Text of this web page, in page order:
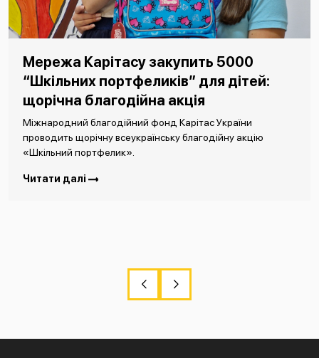
Мережа Карітасу закупить 5000
“Шкільних портфеликів” для дітей:
щорічна благодійна акція
Міжнародний благодійний фонд Карітас України
проводить щорічну всеукраїнську благодійну акцію
«Шкільний портфелик».
Читати далі